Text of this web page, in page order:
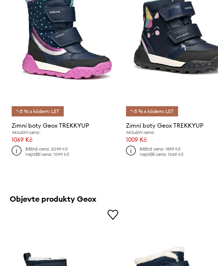
*-5 % s kódem: LST
Zimní boty Geox TREKKYUP
Aktuální cena:
1069 Kč
Běžná cena:2099 Kč
Nejnižší cena:1099 Kč
*-5 % s kódem: LST
Zimní boty Geox TREKKYUP
Aktuální cena:
1009 Kč
Běžná cena: 1899 Kč
Nejnižší cena: 1069 Kč
Objevte produkty Geox